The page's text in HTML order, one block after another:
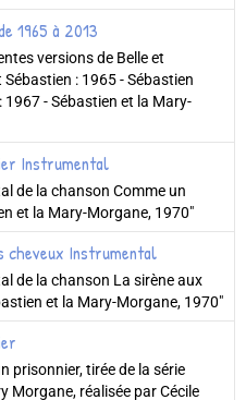
1965 à 2013
versions de Belle et
Sébastien : 1965 - Sébastien
1967 - Sébastien et la Mary-
Instrumental
de la chanson Comme un
et la Mary-Morgane, 1970"
cheveux Instrumental
de la chanson La sirène aux
et la Mary-Morgane, 1970"
prisonnier, tirée de la série
Morgane, réalisée par Cécile